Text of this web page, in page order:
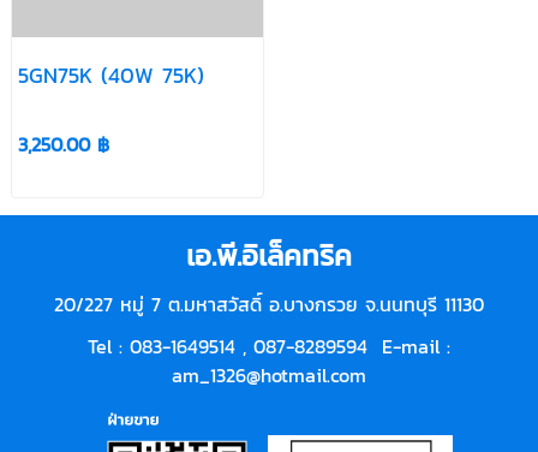
5GN75K (40W 75K)
3,250.00 ฿
เอ.พี.อิเล็คทริค
20/227 หมู่ 7 ต.มหาสวัสดิ์ อ.บางกรวย จ.นนทบุรี 11130
Tel : 083-1649514 , 087-8289594 E-mail :
am_1326@hotmail.com